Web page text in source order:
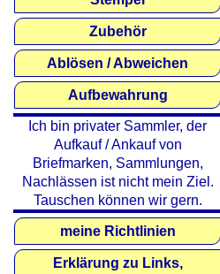
Zubehör
Ablösen / Abweichen
Aufbewahrung
Ich bin privater Sammler, der
Aufkauf / Ankauf von
Briefmarken, Sammlungen,
Nachlässen ist nicht mein Ziel.
Tauschen können wir gern.
meine Richtlinien
Erklärung zu Links,